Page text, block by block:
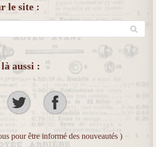
le site :
aussi :
pour être informé des nouveautés )